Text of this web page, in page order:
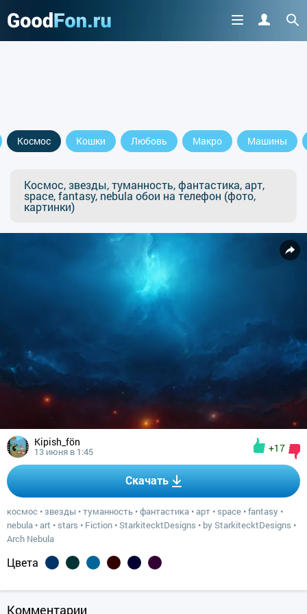
Космос Кошки Любовь Макро Машины
Космос, звезды, туманность, фантастика, арт,
space, fantasy, nebula обои на телефон (фото,
картинки)
Kipish_fön
13 июня в 1:45 +17
Скачать
космос •звезды •туманность •фантастика •арт • space •fantasy •
nebula •art • stars • Fiction •StarkitecktDesigns • by StarkitecktDesigns •
Arch Nebula
Цвета
Комментарии